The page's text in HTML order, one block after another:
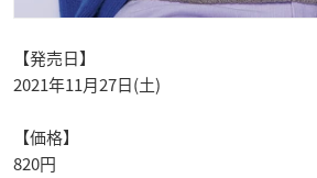
【発売日】
2021年11月27日(土)
【価格】
820円